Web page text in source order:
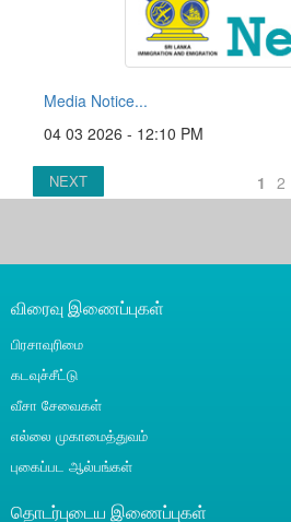
Media Notice...
04 03 2026 - 12:10 PM
NEXT 1 2
விரைவு இணைப்புகள்
பிரசாவுரிமை
கடவுச்சீட்டு
வீசா சேவைகள்
எல்லை முகாமைத்துவம்
புகைப்பட ஆல்பங்கள்
தொடர்புடைய இணைப்புகள்